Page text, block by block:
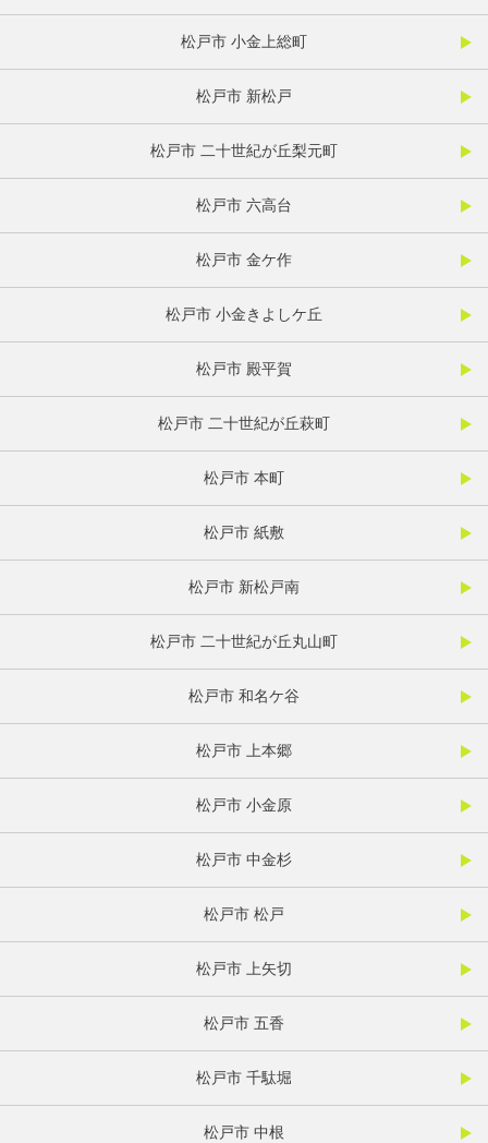
松戸市 小金上総町
松戸市 新松戸
松戸市 二十世紀が丘梨元町
松戸市 六高台
松戸市 金ケ作
松戸市 小金きよしケ丘
松戸市 殿平賀
松戸市 二十世紀が丘萩町
松戸市 本町
松戸市 紙敷
松戸市 新松戸南
松戸市 二十世紀が丘丸山町
松戸市 和名ケ谷
松戸市 上本郷
松戸市 小金原
松戸市 中金杉
松戸市 松戸
松戸市 上矢切
松戸市 五香
松戸市 千駄堀
松戸市 中根